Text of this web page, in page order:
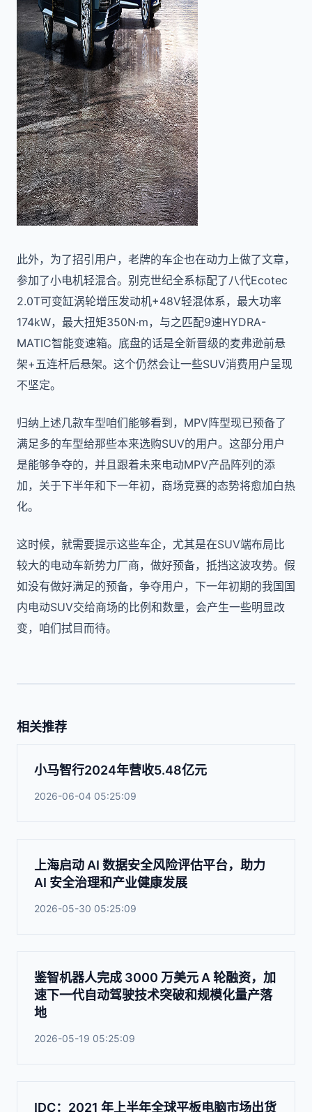
此外，为了招引用户，老牌的车企也在动力上做了文章，
参加了小电机轻混合。别克世纪全系标配了八代Ecotec
2.0T可变缸涡轮增压发动机+48V轻混体系，最大功率
174kW，最大扭矩350N·m，与之匹配9速HYDRA-
MATIC智能变速箱。底盘的话是全新晋级的麦弗逊前悬
架+五连杆后悬架。这个仍然会让一些SUV消费用户呈现
不坚定。
归纳上述几款车型咱们能够看到，MPV阵型现已预备了
满足多的车型给那些本来选购SUV的用户。这部分用户
是能够争夺的，并且跟着未来电动MPV产品阵列的添
加，关于下半年和下一年初，商场竞赛的态势将愈加白热
化。
这时候，就需要提示这些车企，尤其是在SUV端布局比
较大的电动车新势力厂商，做好预备，抵挡这波攻势。假
如没有做好满足的预备，争夺用户，下一年初期的我国国
内电动SUV交给商场的比例和数量，会产生一些明显改
变，咱们拭目而待。
相关推荐
小马智行2024年营收5.48亿元
2026-06-04 05:25:09
上海启动 AI 数据安全风险评估平台，助力
AI 安全治理和产业健康发展
2026-05-30 05:25:09
鉴智机器人完成 3000 万美元 A 轮融资，加
速下一代自动驾驶技术突破和规模化量产落
地
2026-05-19 05:25:09
IDC：2021 年上半年全球平板电脑市场出货